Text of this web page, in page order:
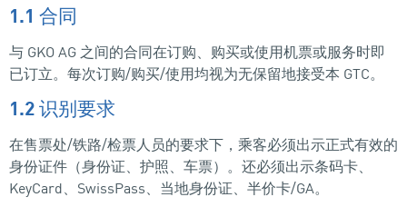
1.1 合同
与 GKO AG 之间的合同在订购、购买或使用机票或服务时即
已订立。每次订购/购买/使用均视为无保留地接受本 GTC。
1.2 识别要求
在售票处/铁路/检票人员的要求下，乘客必须出示正式有效的
身份证件（身份证、护照、车票）。还必须出示条码卡、
KeyCard、SwissPass、当地身份证、半价卡/GA。